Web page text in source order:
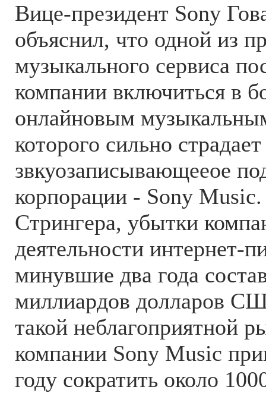
Вице-президент Sony
объяснил, что одной из
музыкального сервиса
компании включиться в
онлайновым
которого сильно страдает
звкуозаписывающееое
корпорации - Sony
Стрингера, убытки
деятельности интернет-
минувшие два года
миллиардов долларов
такой неблагоприятной
компании Sony Music
году сократить около